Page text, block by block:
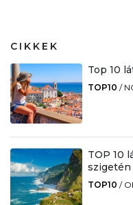
CIKKEK
Top 10
TOP10 /
TOP 10
szigetén
TOP10 /